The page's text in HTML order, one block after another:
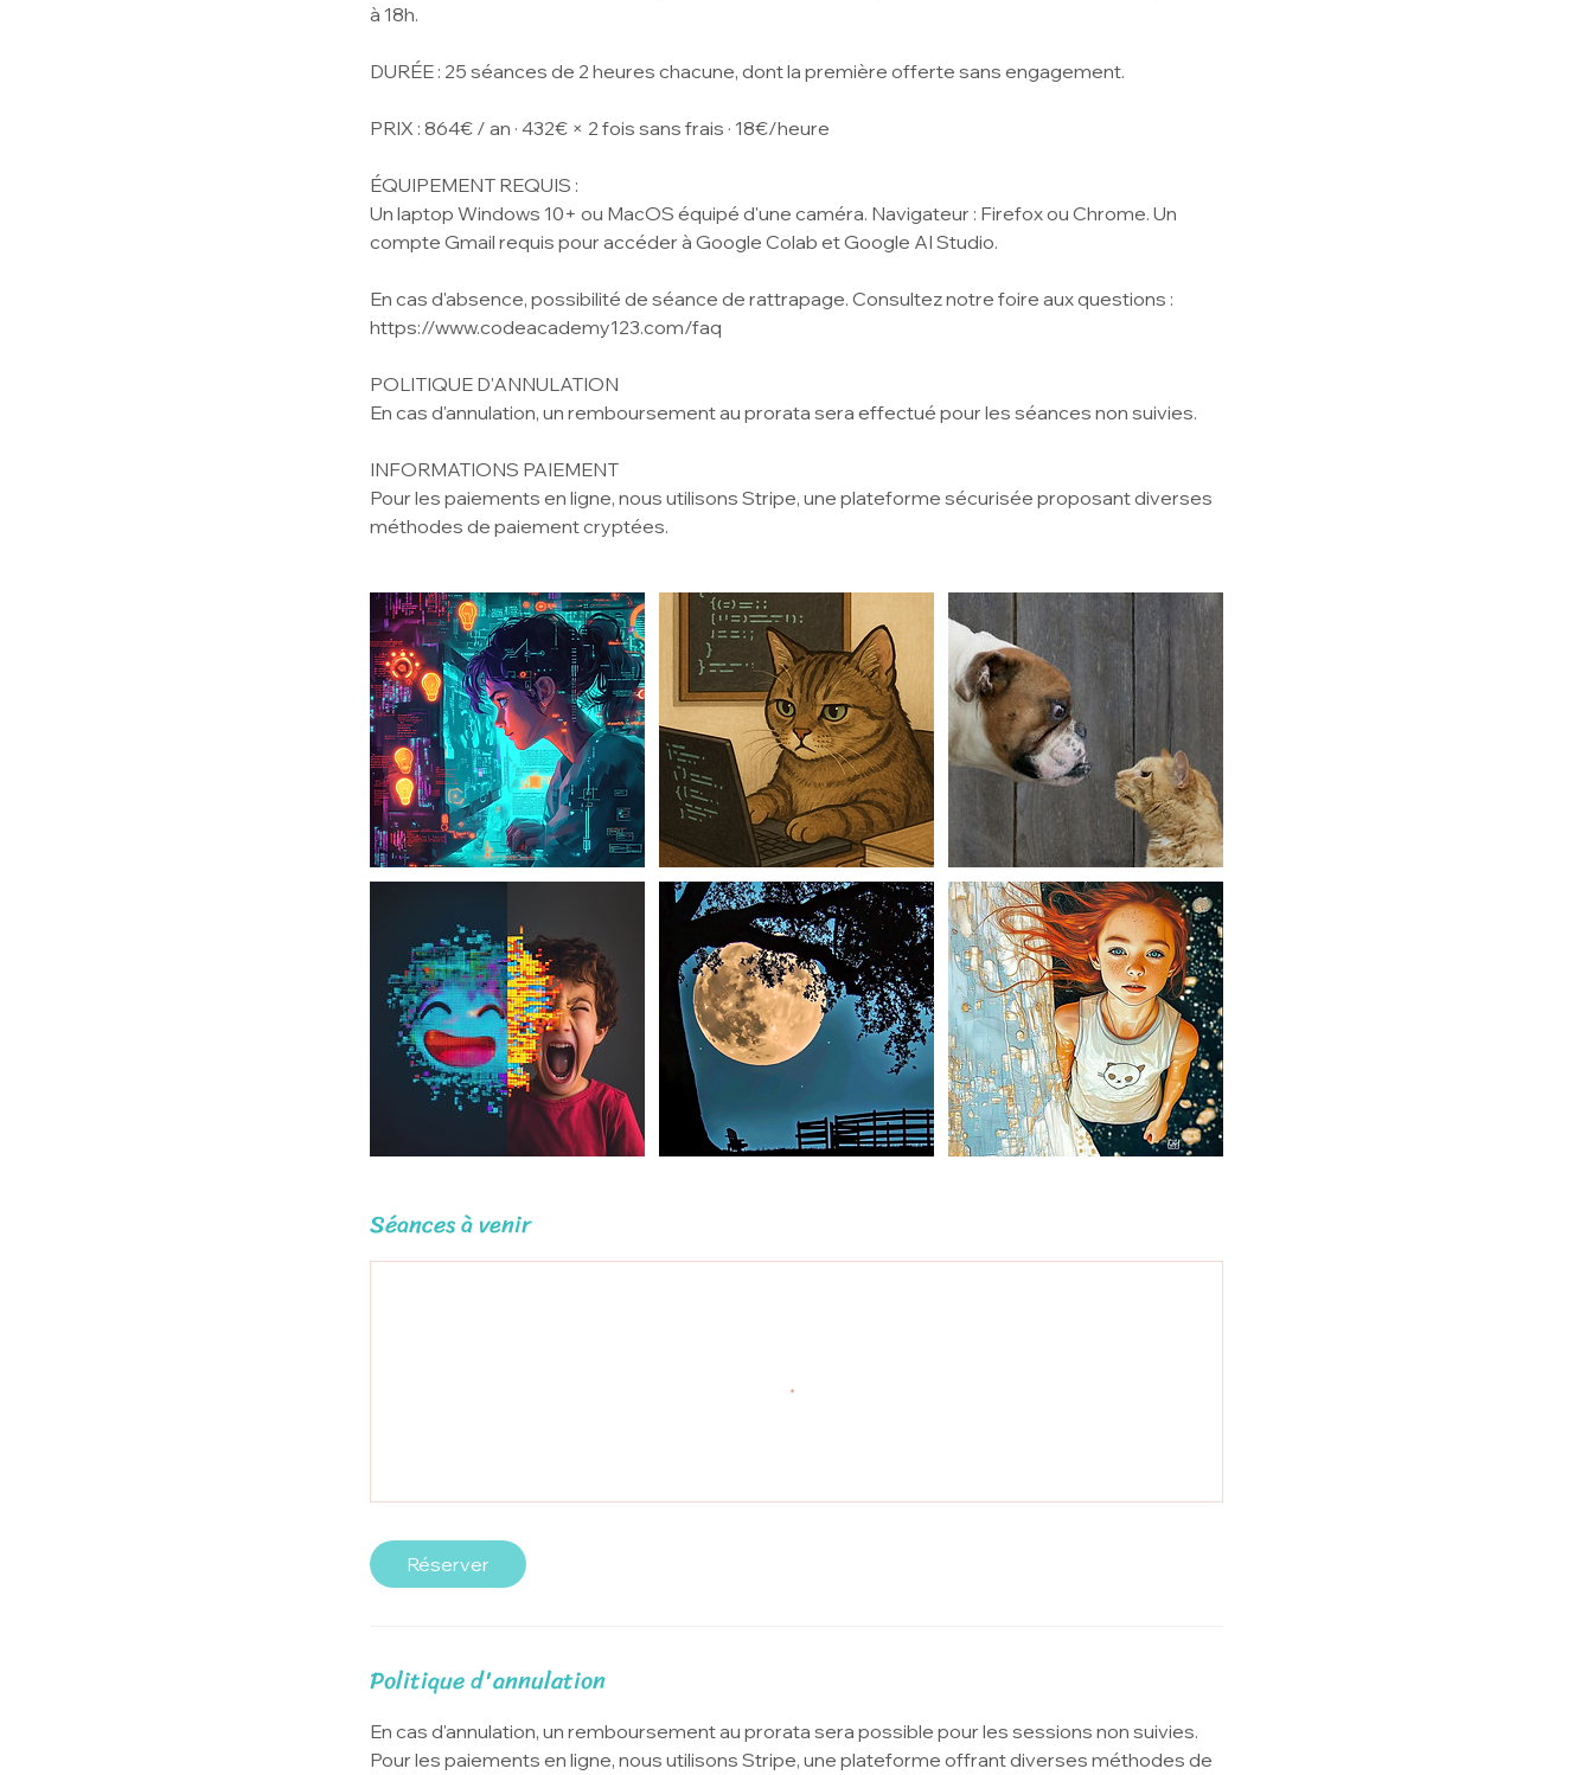
à 18h.
DURÉE : 25 séances de 2 heures chacune, dont la première offerte sans engagement.
PRIX : 864€ / an · 432€ × 2 fois sans frais · 18€/heure
ÉQUIPEMENT REQUIS :
Un laptop Windows 10+ ou MacOS équipé d'une caméra. Navigateur : Firefox ou Chrome. Un
compte Gmail requis pour accéder à Google Colab et Google AI Studio.
En cas d'absence, possibilité de séance de rattrapage. Consultez notre foire aux questions :
https://www.codeacademy123.com/faq
POLITIQUE D'ANNULATION
En cas d'annulation, un remboursement au prorata sera effectué pour les séances non suivies.
INFORMATIONS PAIEMENT
Pour les paiements en ligne, nous utilisons Stripe, une plateforme sécurisée proposant diverses
méthodes de paiement cryptées.
Séances à venir
Réserver
Politique d'annulation
En cas d'annulation, un remboursement au prorata sera possible pour les sessions non suivies.
Pour les paiements en ligne, nous utilisons Stripe, une plateforme offrant diverses méthodes de